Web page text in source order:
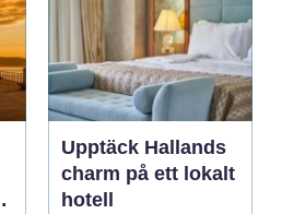
Upptäck Hallands
charm på ett lokalt
hotell